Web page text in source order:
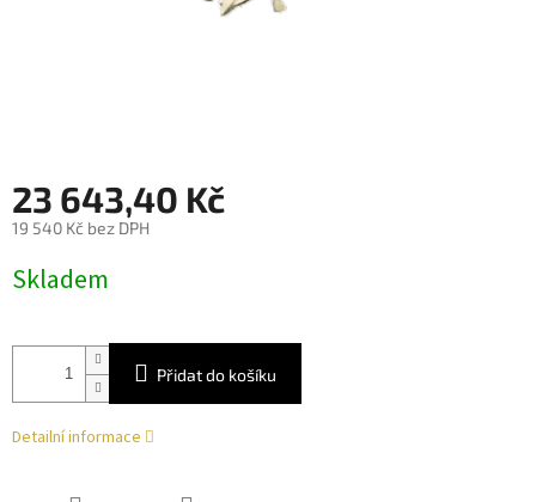
23 643,40 Kč
19 540 Kč bez DPH
cena:
Skladem
Přidat do košíku
Detailní informace